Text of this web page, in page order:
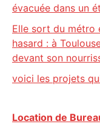
évacuée dans un
Elle sort du métro
hasard : à
devant son
voici les projets
Location de